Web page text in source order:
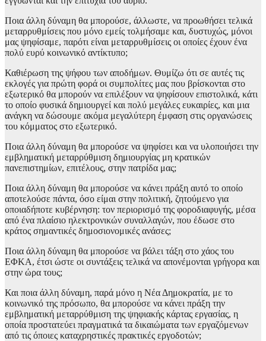
Ποια άλλη δύναμη θα μπορούσε, άλλωστε, να προωθήσει τελικά
μεταρρυθμίσεις που μόνο εμείς τολμήσαμε και, δυστυχώς, μόνοι
μας ψηφίσαμε, παρότι είναι μεταρρυθμίσεις οι οποίες έχουν ένα
πολύ ευρύ κοινωνικό αντίκτυπο;
Καθιέρωση της ψήφου των αποδήμων. Θυμίζω ότι σε αυτές τις
εκλογές για πρώτη φορά οι συμπολίτες μας που βρίσκονται στο
εξωτερικό θα μπορούν να επιλέξουν να ψηφίσουν επιστολικά, κάτι
το οποίο φυσικά δημιουργεί και πολύ μεγάλες ευκαιρίες, και μια
ανάγκη να δώσουμε ακόμα μεγαλύτερη έμφαση στις οργανώσεις
του κόμματος στο εξωτερικό.
Ποια άλλη δύναμη θα μπορούσε να ψηφίσει και να υλοποιήσει την
εμβληματική μεταρρύθμιση δημιουργίας μη κρατικών
πανεπιστημίων, επιτέλους, στην πατρίδα μας;
Ποια άλλη δύναμη θα μπορούσε να κάνει πράξη αυτό το οποίο
αποτελούσε πάντα, όσο είμαι στην πολιτική, ζητούμενο για
οποιαδήποτε κυβέρνηση: τον περιορισμό της φοροδιαφυγής, μέσα
από ένα πλαίσιο ηλεκτρονικών συναλλαγών, που έδωσε στο
κράτος σημαντικές δημοσιονομικές ανάσες;
Ποια άλλη δύναμη θα μπορούσε να βάλει τάξη στο χάος του
ΕΦΚΑ, έτσι ώστε οι συντάξεις τελικά να απονέμονται γρήγορα και
στην ώρα τους;
Και ποια άλλη δύναμη, παρά μόνο η Νέα Δημοκρατία, με το
κοινωνικό της πρόσωπο, θα μπορούσε να κάνει πράξη την
εμβληματική μεταρρύθμιση της ψηφιακής κάρτας εργασίας, η
οποία προστατεύει πραγματικά τα δικαιώματα των εργαζόμενων
από τις όποιες καταχρηστικές πρακτικές εργοδοτών;